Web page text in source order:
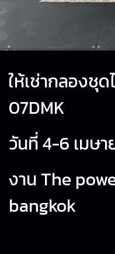
ให้เช่ากลองชุ
07DMK
วันที่ 4-6 เมษ
งาน The
bangkok